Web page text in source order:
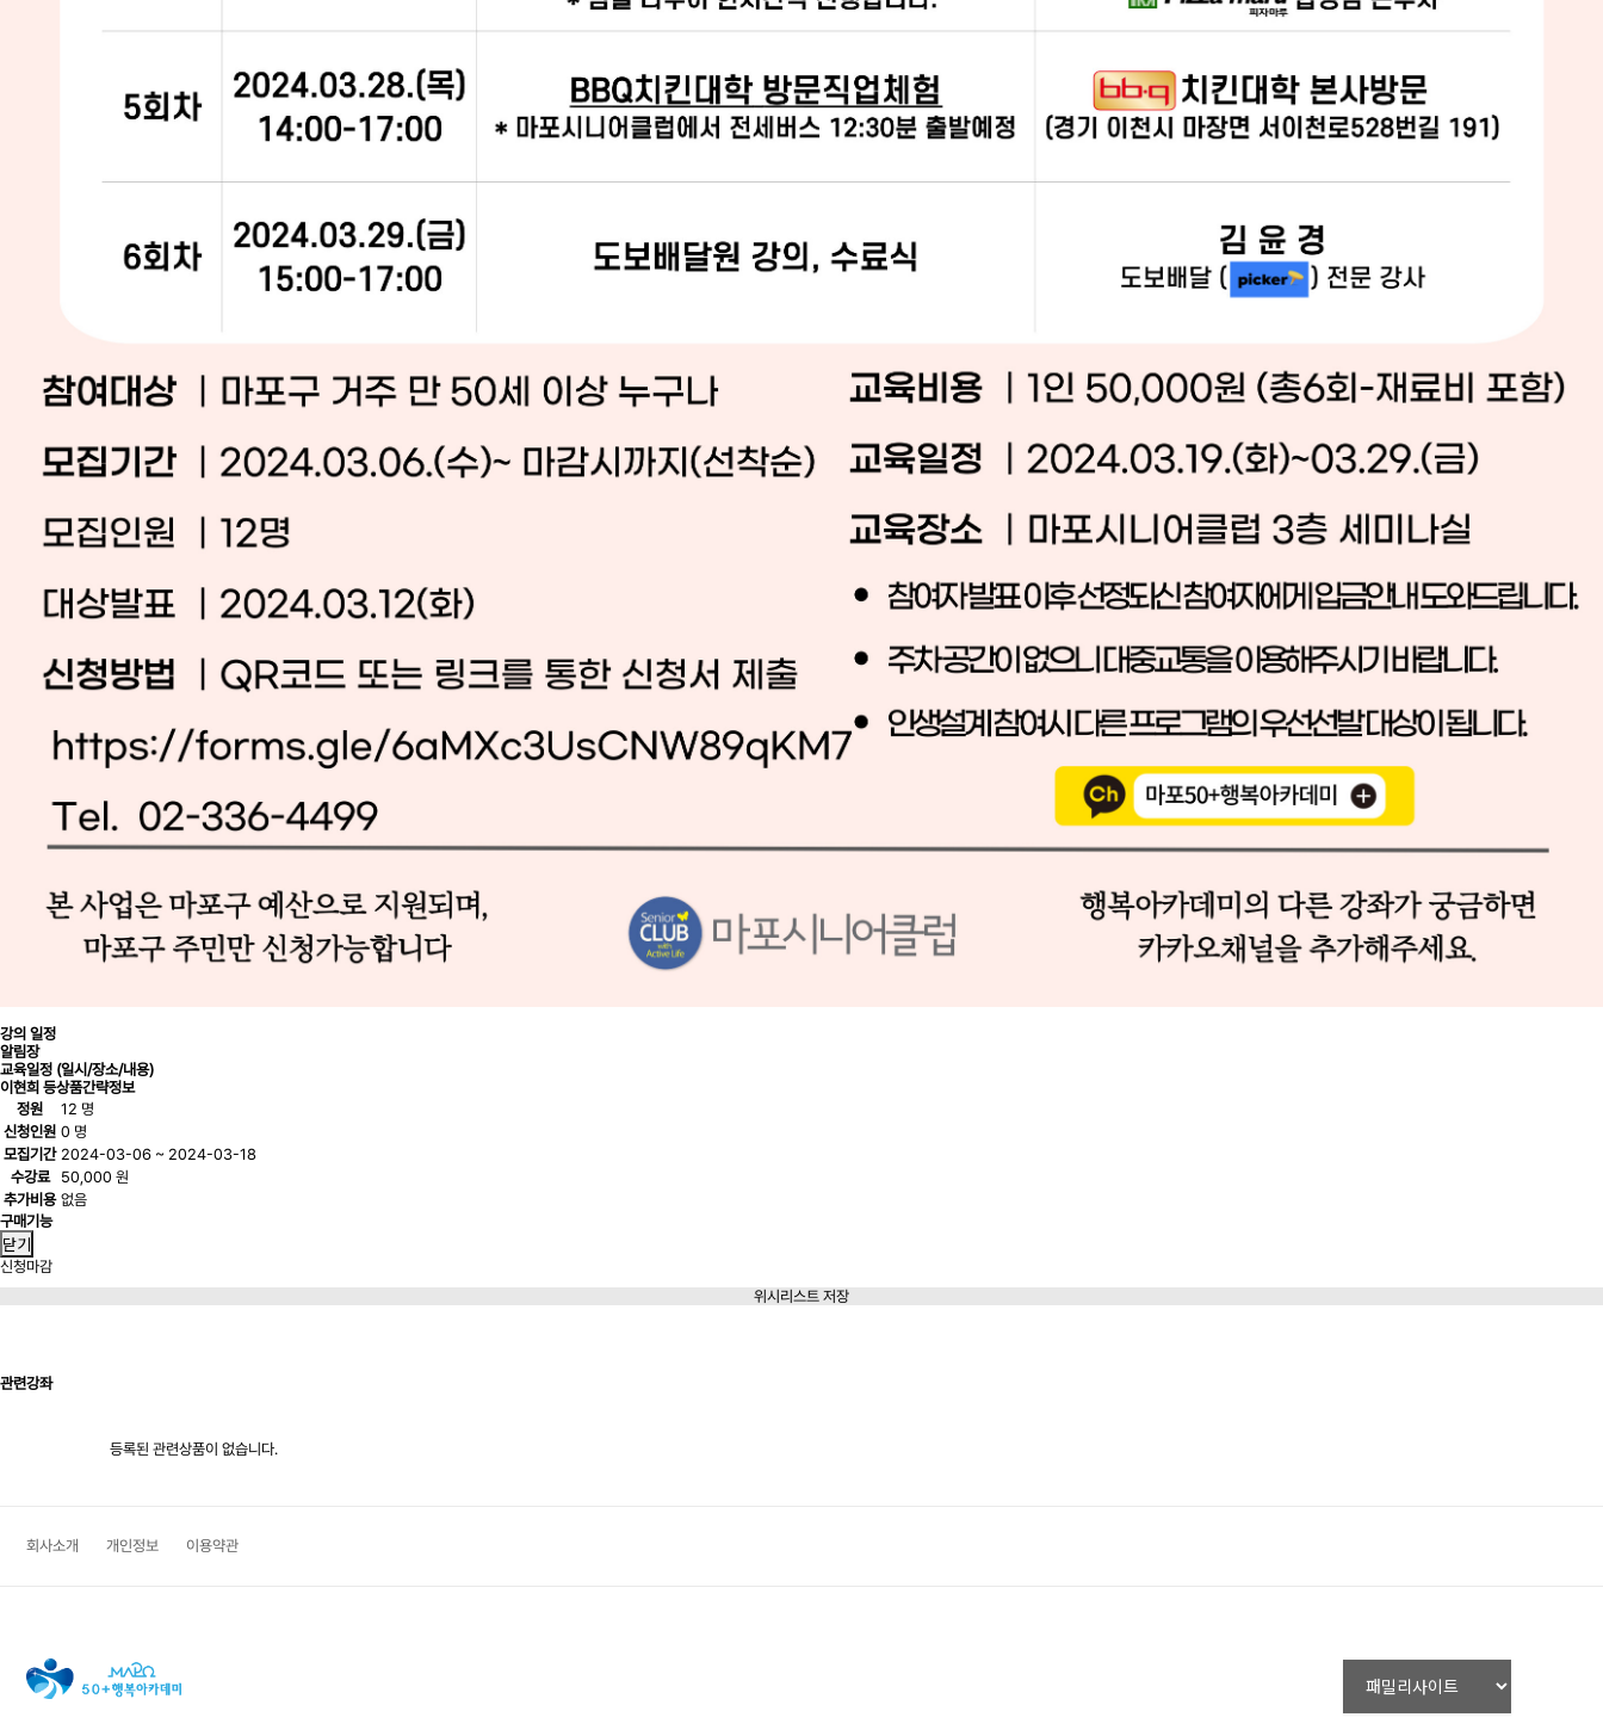
강의 일정
알림장
교육일정 (일시/장소/내용)
이현희 등상품간략정보
정원
12 명
신청인원 0 명
모집기간 2024-03-06 ~ 2024-03-18
수강료
50,000 원
추가비용 없음
구매기능
닫기
신청마감
위시리스트 저장
관련강좌
등록된 관련상품이 없습니다.
회사소개 개인정보 이용약관